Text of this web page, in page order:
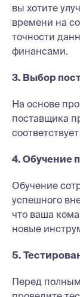
вы хотите
времени на
точности
финансами.
3. Выбор
На основе
поставщика
4. Обучение
Обучение
успешного
что ваша
новые
5.
Перед